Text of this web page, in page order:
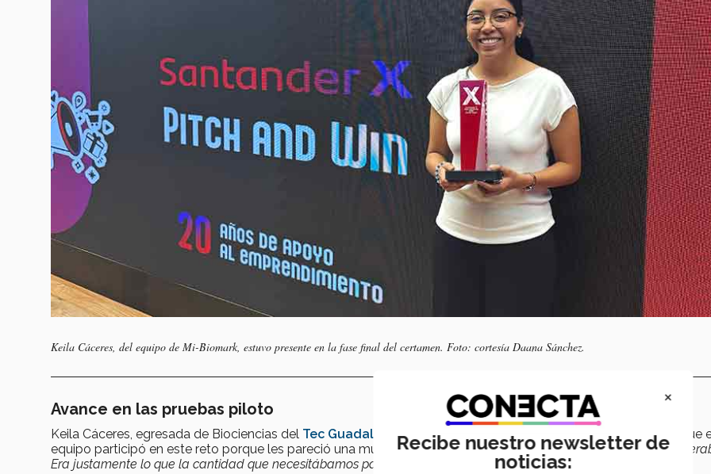
Keila Cáceres, del equipo de Mi-Biomark, estuvo presente en la fase final del certamen. Foto: cortesía Daana Sánchez.
Avance en las pruebas piloto
Keila Cáceres, egresada de Biociencias del Tec Guadalajaray actual alumna de Médico Cirujano, comentó que
equipo participó en este reto porque les pareció una muy buena oportunidad. “El premio económico era
Era justamente lo que la cantidad que necesitábamos para continuar
×
Recibe nuestro newsletter de
noticias: